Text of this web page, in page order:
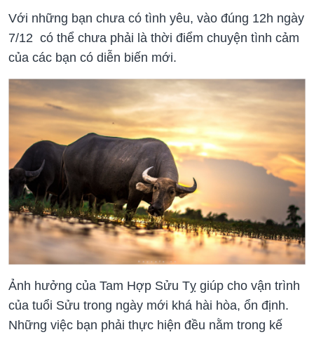
Với những bạn chưa có tình yêu, vào đúng 12h ngày
7/12 có thể chưa phải là thời điểm chuyện tình cảm
của các bạn có diễn biến mới.
Ảnh hưởng của Tam Hợp Sửu Tỵ giúp cho vận trình
của tuổi Sửu trong ngày mới khá hài hòa, ổn định.
Những việc bạn phải thực hiện đều nằm trong kế